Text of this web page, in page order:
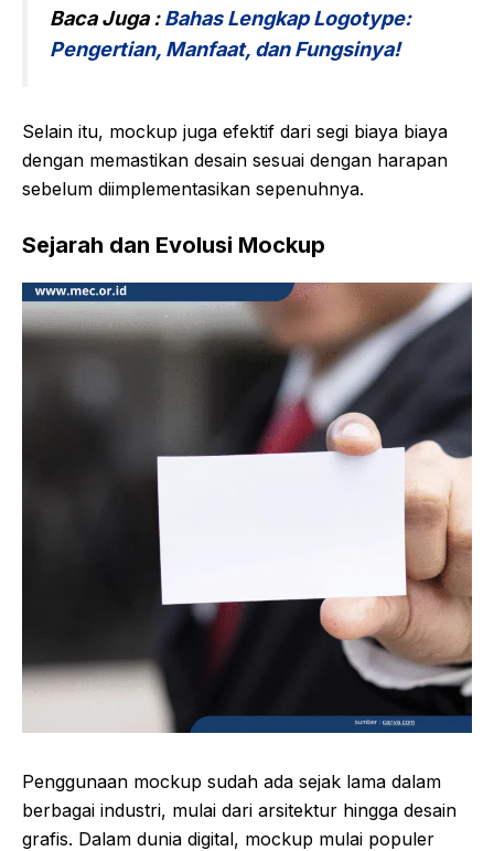
Baca Juga :Bahas Lengkap Logotype:
Pengertian, Manfaat, dan Fungsinya!
Selain itu, mockup juga efektif dari segi biaya biaya
dengan memastikan desain sesuai dengan harapan
sebelum diimplementasikan sepenuhnya.
Sejarah dan Evolusi Mockup
Penggunaan mockup sudah ada sejak lama dalam
berbagai industri, mulai dari arsitektur hingga desain
grafis. Dalam dunia digital, mockup mulai populer